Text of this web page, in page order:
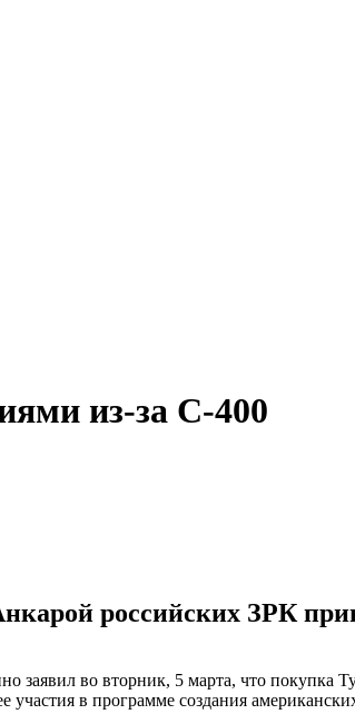
из-за С-400
российских ЗРК
заявил во вторник, 5 марта, что
участия в программе создания